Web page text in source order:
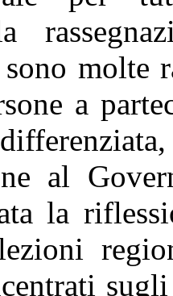
molte
a
al
la